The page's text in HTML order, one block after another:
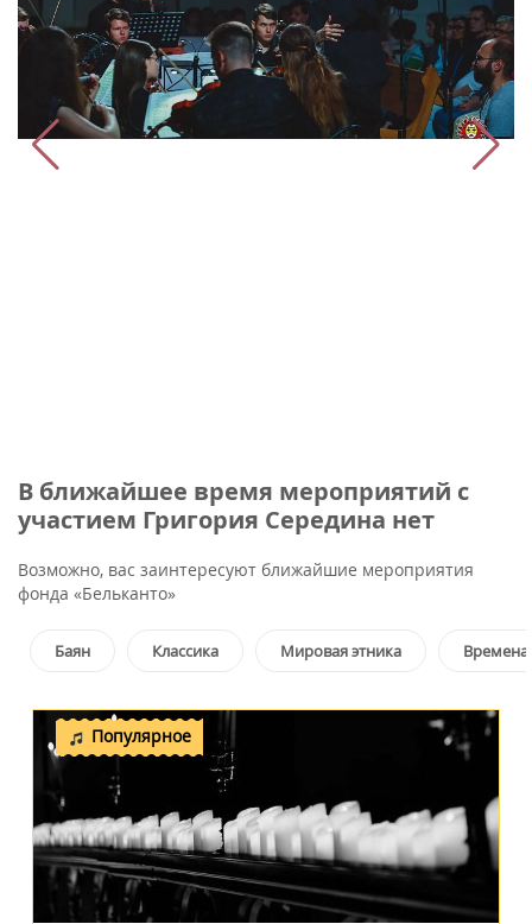
В ближайшее время мероприятий с
участием Григория Середина нет
Возможно, вас заинтересуют ближайшие мероприятия
фонда «Бельканто»
Баян Классика Мировая этника Времена
Популярное